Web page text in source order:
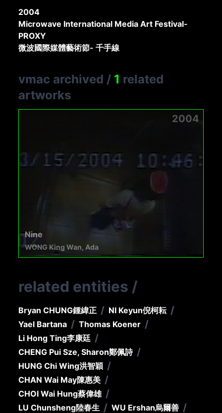
2004
Microwave International Media Art Festival-
PROXY
微波國際媒體藝術節- 千手線
vmac archived / 1 related
artworks
2004
Nine
WONG King Wan, Ada
related entities /
Bryan CHUNG鍾緯正 / NI Keyun倪柯耘 /
Yael Bartana / Thomas Koener /
Li Hong Ting李康廷 /
CHENG Pui Sze, Sharon鄭佩詩 /
HUNG Chi Wing洪智穎 /
CHAN Wai May陳惠美 /
CHOI Wai Hung蔡偉雄 /
LU Chunsheng陸春生 / WU Ershan烏爾善 /